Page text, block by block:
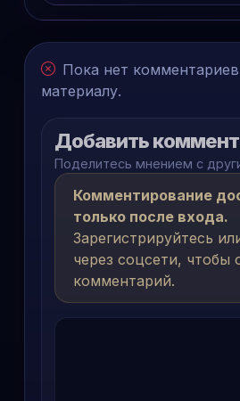
Пока нет
материалу.
Добавить
Поделитесь мнением с
Комментирование
только после входа.
Зарегистрируйтесь
через соцсети, чтобы
комментарий.